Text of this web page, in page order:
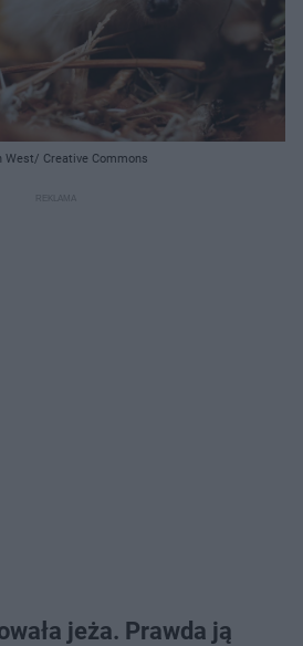
West/ Creative Commons
jeża. Prawda ją